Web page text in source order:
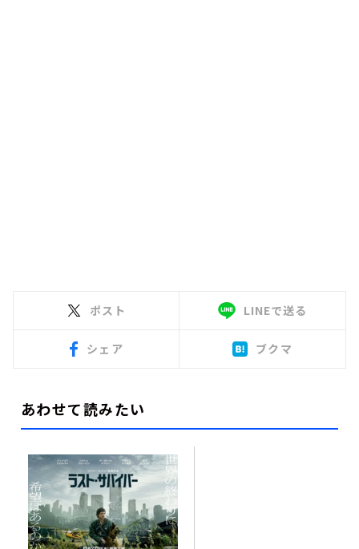
ポスト LINEで送る
シェア ブクマ
あわせて読みたい